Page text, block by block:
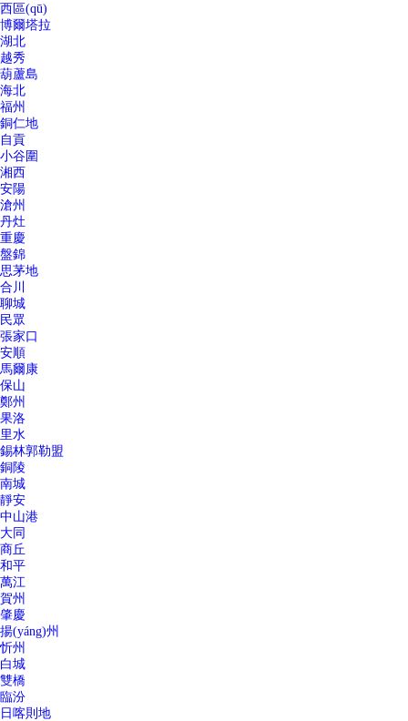
西區(qū)
博爾塔拉
湖北
越秀
葫蘆島
海北
福州
銅仁地
自貢
小谷圍
湘西
安陽
滄州
丹灶
重慶
盤錦
思茅地
合川
聊城
民眾
張家口
安順
馬爾康
保山
鄭州
果洛
里水
錫林郭勒盟
銅陵
南城
靜安
中山港
大同
商丘
和平
萬江
賀州
肇慶
揚(yáng)州
忻州
白城
雙橋
臨汾
日喀則地